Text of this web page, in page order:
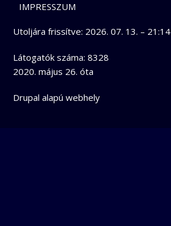
IMPRESSZUM
Utoljára frissítve: 2026. 07. 13. – 21:14
Látogatók száma: 8328
2020. május 26. óta
Drupal alapú webhely